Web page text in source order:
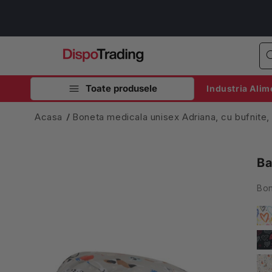
Toate produsele Industria
Acasa Boneta medicala unisex Adriana, cu bufnite,